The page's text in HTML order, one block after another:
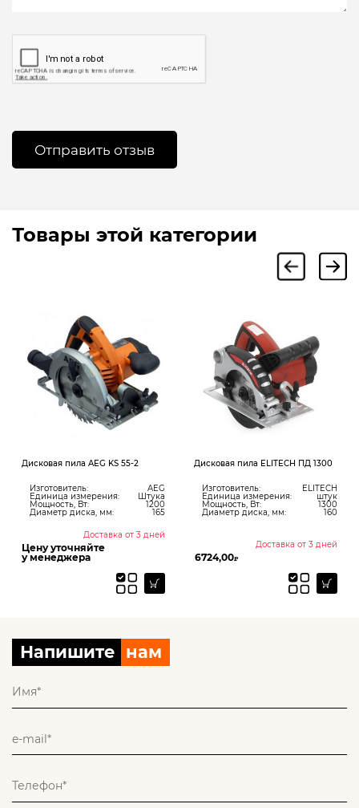
Товары этой категории
Дисковая пила AEG KS 55-2
Изготовитель: AEG
Единица измерения: Штука
Мощность, Вт: 1200
Диаметр диска, мм: 165
Доставка от 3 дней
Цену уточняйте
у менеджера
Дисковая пила ELITECH ПД 1300
Изготовитель: ELITECH
Единица измерения: штук
Мощность, Вт: 1300
Диаметр диска, мм: 160
Доставка от 3 дней
6724,00₽
Напишите нам